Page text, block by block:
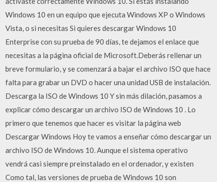
Windows 10 en un equipo que ejecuta Windows XP o Windows
Vista, o si necesitas Si quieres descargar Windows 10
Enterprise con su prueba de 90 días, te dejamos el enlace que
necesitas a la página oficial de Microsoft.Deberás rellenar un
breve formulario, y se comenzará a bajar el archivo ISO que hace
falta para grabar un DVD o hacer una unidad USB de instalación.
Descarga la ISO de Windows 10 Y sin más dilación, pasamos a
explicar cómo descargar un archivo ISO de Windows 10 . Lo
primero que tenemos que hacer es visitar la página web
Descargar Windows Hoy te vamos a enseñar cómo descargar un
archivo ISO de Windows 10. Aunque el sistema operativo
vendrá casi siempre preinstalado en el ordenador, y existen
Como tal, las versiones de prueba de Windows 10 son